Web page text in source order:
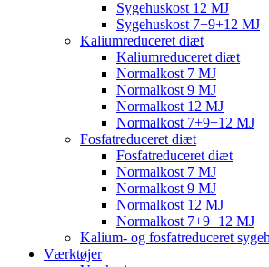
Sygehuskost 12 MJ
Sygehuskost 7+9+12 MJ
Kaliumreduceret diæt
Kaliumreduceret diæt
Normalkost 7 MJ
Normalkost 9 MJ
Normalkost 12 MJ
Normalkost 7+9+12 MJ
Fosfatreduceret diæt
Fosfatreduceret diæt
Normalkost 7 MJ
Normalkost 9 MJ
Normalkost 12 MJ
Normalkost 7+9+12 MJ
Kalium- og fosfatreduceret
Værktøjer